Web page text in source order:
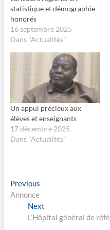
s
u
r
a
c
b
u
v
r
e
d
a
n
s
v
e
l
l
e
f
s
u
X
(
o
v
r
e
d
a
n
s
u
n
e
n
o
u
v
e
)
statistique et démographie
honorés
16 septembre 2025
Dans "Actualités"
Un appui précieux aux
élèves et enseignants
17 décembre 2025
Dans "Actualités"
Navigation
de
l’article
PreviousPrevious
Annonce
Next
post:
L’Hôpital général de